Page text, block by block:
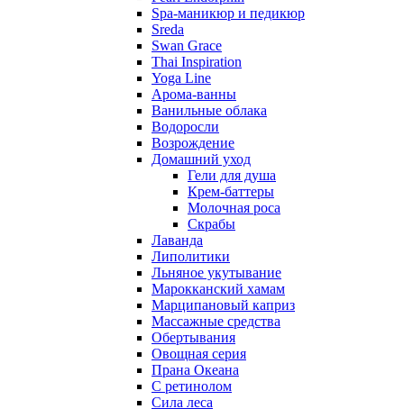
Spa-маникюр и педикюр
Sreda
Swan Grace
Thai Inspiration
Yoga Line
Арома-ванны
Ванильные облака
Водоросли
Возрождение
Домашний уход
Гели для душа
Крем-баттеры
Молочная роса
Скрабы
Лаванда
Липолитики
Льняное укутывание
Марокканский хамам
Марципановый каприз
Массажные средства
Обертывания
Овощная серия
Прана Океана
С ретинолом
Сила леса